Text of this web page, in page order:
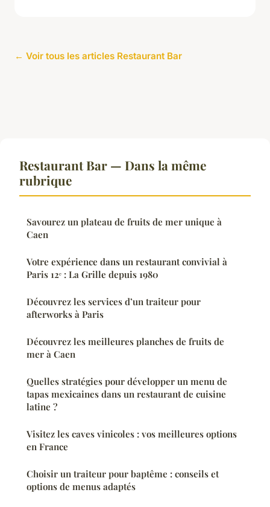
← Voir tous les articles Restaurant Bar
Restaurant Bar — Dans la même
rubrique
Savourez un plateau de fruits de mer unique à
Caen
Votre expérience dans un restaurant convivial à
Paris 12ᵉ : La Grille depuis 1980
Découvrez les services d’un traiteur pour
afterworks à Paris
Découvrez les meilleures planches de fruits de
mer à Caen
Quelles stratégies pour développer un menu de
tapas mexicaines dans un restaurant de cuisine
latine ?
Visitez les caves vinicoles : vos meilleures options
en France
Choisir un traiteur pour baptême : conseils et
options de menus adaptés